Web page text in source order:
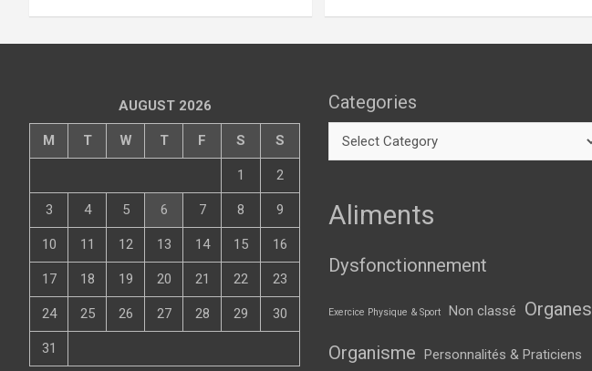
AUGUST 2026
M T W T F S S
1 2
3 4 5 6 7 8 9
10 11 12 13 14 15 16
17 18 19 20 21 22 23
24 25 26 27 28 29 30
31
Categories
Aliments
Dysfonctionnement
Exercice Physique & Sport Non classé
Organes
Organisme Personnalités & Praticiens